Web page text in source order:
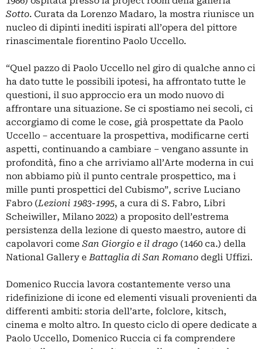
Sotto. Curata da Lorenzo Madaro, la mostra riunisce un
nucleo di dipinti inediti ispirati all’opera del pittore
rinascimentale fiorentino Paolo Uccello.
“Quel pazzo di Paolo Uccello nel giro di qualche anno ci
ha dato tutte le possibili ipotesi, ha affrontato tutte le
questioni, il suo approccio era un modo nuovo di
affrontare una situazione. Se ci spostiamo nei secoli, ci
accorgiamo di come le cose, già prospettate da Paolo
Uccello – accentuare la prospettiva, modificarne certi
aspetti, continuando a cambiare – vengano assunte in
profondità, fino a che arriviamo all’Arte moderna in cui
non abbiamo più il punto centrale prospettico, ma i
mille punti prospettici del Cubismo”, scrive Luciano
Fabro (Lezioni 1983-1995, a cura di S. Fabro, Libri
Scheiwiller, Milano 2022) a proposito dell’estrema
persistenza della lezione di questo maestro, autore di
capolavori come San Giorgio e il drago (1460 ca.) della
National Gallery eBattaglia di San Romano degli Uffizi.
Domenico Ruccia lavora costantemente verso una
ridefinizione di icone ed elementi visuali provenienti da
differenti ambiti: storia dell’arte, folclore, kitsch,
cinema e molto altro. In questo ciclo di opere dedicate a
Paolo Uccello, Domenico Ruccia ci fa comprendere